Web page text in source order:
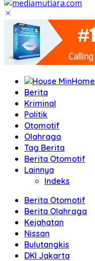
Home
Berita
Kriminal
Politik
Otomotif
Olahraga
Tag Berita
Berita Otomotif
Lainnya
Indeks
Berita Otomotif
Berita Olahraga
Kejahatan
Nissan
Bulutangkis
DKI Jakarta